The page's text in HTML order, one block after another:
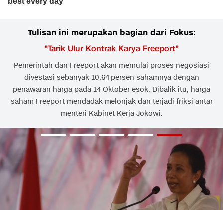
Tulisan ini merupakan bagian dari Fokus:
"Tarik Ulur Kontrak Karya Freeport"
Pemerintah dan Freeport akan memulai proses negosiasi
divestasi sebanyak 10,64 persen sahamnya dengan
penawaran harga pada 14 Oktober esok. Dibalik itu, harga
saham Freeport mendadak melonjak dan terjadi friksi antar
menteri Kabinet Kerja Jokowi.